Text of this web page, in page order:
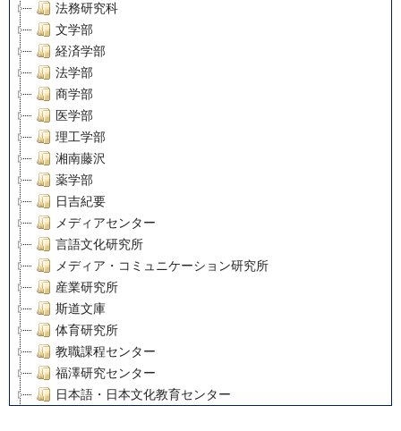
法務研究科
文学部
経済学部
法学部
商学部
医学部
理工学部
湘南藤沢
薬学部
日吉紀要
メディアセンター
言語文化研究所
メディア・コミュニケーション研究所
産業研究所
斯道文庫
体育研究所
教職課程センター
福澤研究センター
日本語・日本文化教育センター